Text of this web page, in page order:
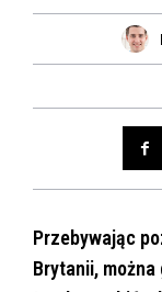
Przebywając
Brytanii, można